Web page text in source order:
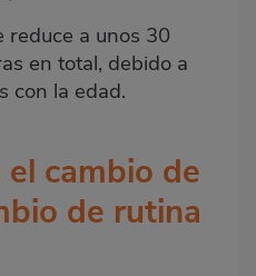
reduce a unos 30
en total, debido a
con la edad.
cambio de
de rutina